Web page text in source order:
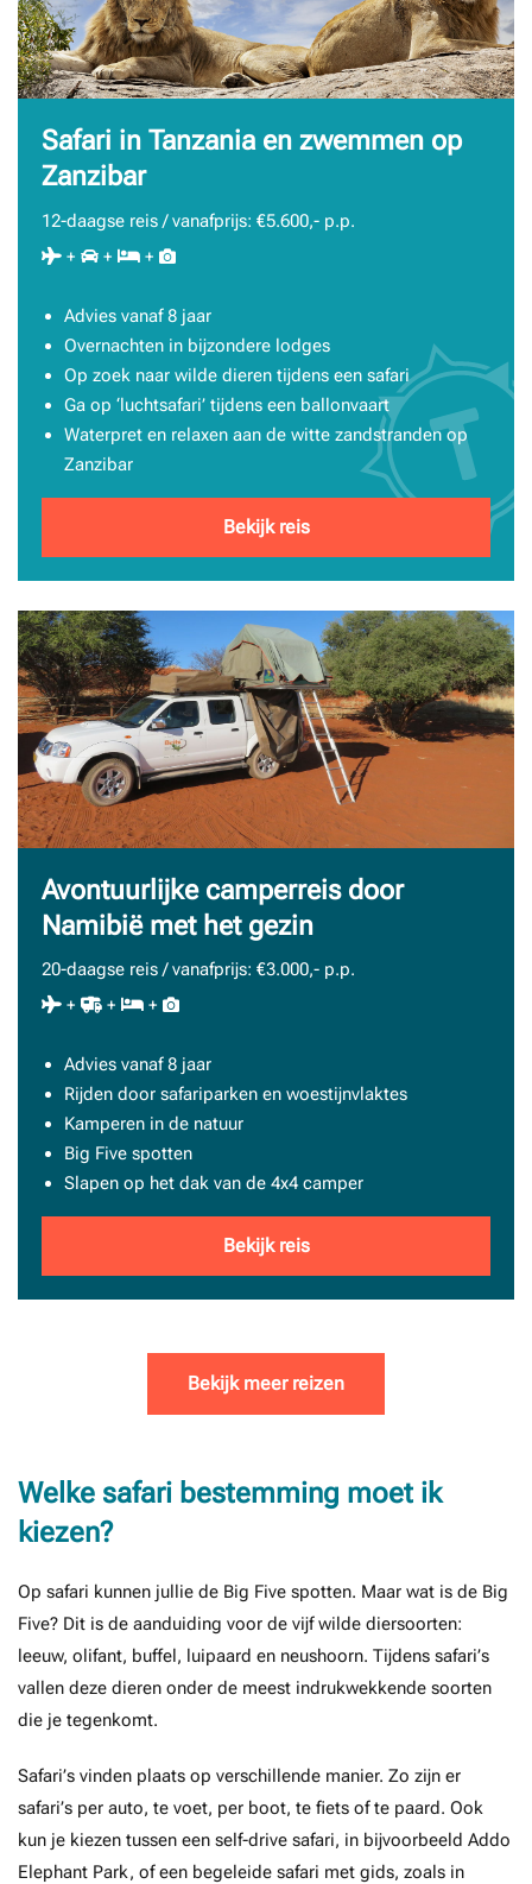
Safari in Tanzania en zwemmen op
Zanzibar
12-daagse reis / vanafprijs: €5.600,- p.p.
+
+ +
Advies vanaf 8 jaar
Overnachten in bijzondere lodges
Op zoek naar wilde dieren tijdens een safari
Ga op ‘luchtsafari’ tijdens een ballonvaart
Waterpret en relaxen aan de witte zandstranden op
Zanzibar
Bekijk reis
Avontuurlijke camperreis door
Namibië met het gezin
20-daagse reis / vanafprijs: €3.000,- p.p.
+
+ +
Advies vanaf 8 jaar
Rijden door safariparken en woestijnvlaktes
Kamperen in de natuur
Big Five spotten
Slapen op het dak van de 4x4 camper
Bekijk reis
Bekijk meer reizen
Welke safari bestemming moet ik
kiezen?
Op safari kunnen jullie de Big Five spotten. Maar wat is de Big
Five? Dit is de aanduiding voor de vijf wilde diersoorten:
leeuw, olifant, buffel, luipaard en neushoorn. Tijdens safari’s
vallen deze dieren onder de meest indrukwekkende soorten
die je tegenkomt.
Safari’s vinden plaats op verschillende manier. Zo zijn er
safari’s per auto, te voet, per boot, te fiets of te paard. Ook
kun je kiezen tussen een self-drive safari, in bijvoorbeeld Addo
Elephant Park, of een begeleide safari met gids, zoals in